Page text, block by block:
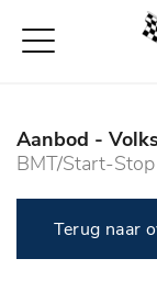
Aanbod -
BMT/Start-
Terug naar